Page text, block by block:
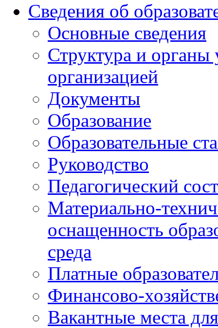
Сведения об
Основные сведения
Структура и органы
организацией
Документы
Образование
Образовательные
Руководство
Педагогический
Материально-
оснащенность
среда
Платные
Финансово-
Вакантные места